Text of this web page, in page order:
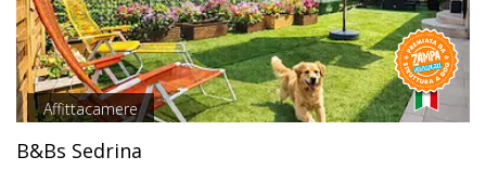
Affittacamere
B&Bs Sedrina